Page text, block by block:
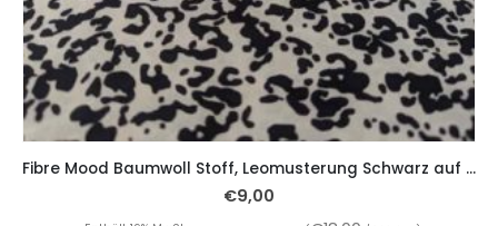
Fibre Mood Baumwoll Stoff, Leomusterung Schwarz auf Weiß
€9,00